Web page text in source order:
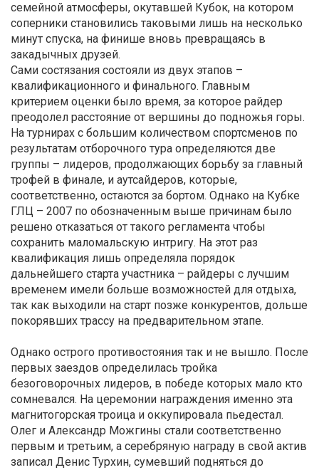
семейной атмосферы, окутавшей Кубок, на котором
соперники становились таковыми лишь на несколько
минут спуска, на финише вновь превращаясь в
закадычных друзей.
Сами состязания состояли из двух этапов –
квалификационного и финального. Главным
критерием оценки было время, за которое райдер
преодолел расстояние от вершины до подножья горы.
На турнирах с большим количеством спортсменов по
результатам отборочного тура определяются две
группы – лидеров, продолжающих борьбу за главный
трофей в финале, и аутсайдеров, которые,
соответственно, остаются за бортом. Однако на Кубке
ГЛЦ – 2007 по обозначенным выше причинам было
решено отказаться от такого регламента чтобы
сохранить маломальскую интригу. На этот раз
квалификация лишь определяла порядок
дальнейшего старта участника – райдеры с лучшим
временем имели больше возможностей для отдыха,
так как выходили на старт позже конкурентов, дольше
покорявших трассу на предварительном этапе.
Однако острого противостояния так и не вышло. После
первых заездов определилась тройка
безоговорочных лидеров, в победе которых мало кто
сомневался. На церемонии награждения именно эта
магнитогорская троица и оккупировала пьедестал.
Олег и Александр Можгины стали соответственно
первым и третьим, а серебряную награду в свой актив
записал Денис Турхин, сумевший подняться до